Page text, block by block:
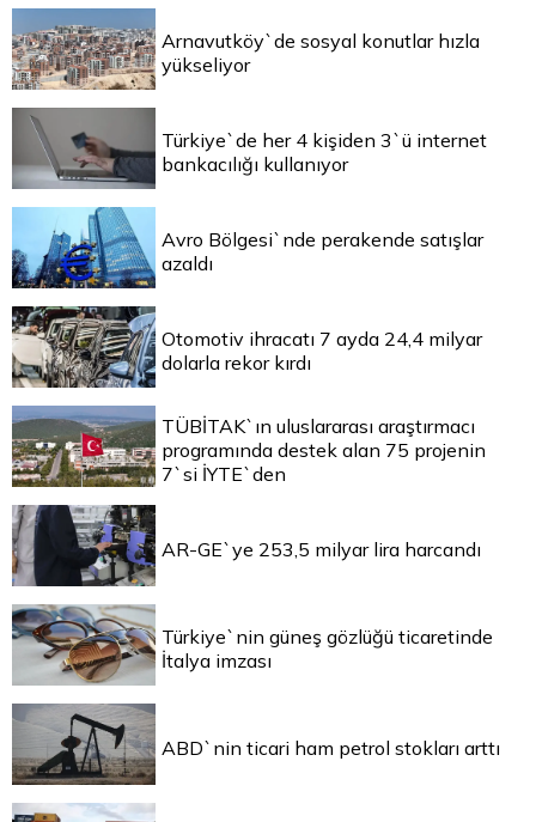
Arnavutköy`de sosyal konutlar hızla
yükseliyor
Türkiye`de her 4 kişiden 3`ü internet
bankacılığı kullanıyor
Avro Bölgesi`nde perakende satışlar
azaldı
Otomotiv ihracatı 7 ayda 24,4 milyar
dolarla rekor kırdı
TÜBİTAK`ın uluslararası araştırmacı
programında destek alan 75 projenin
7`si İYTE`den
AR-GE`ye 253,5 milyar lira harcandı
Türkiye`nin güneş gözlüğü ticaretinde
İtalya imzası
ABD`nin ticari ham petrol stokları arttı